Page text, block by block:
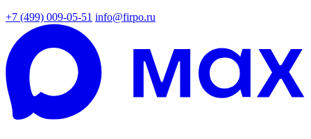
+7 (499) 009-05-51 info@firpo.ru